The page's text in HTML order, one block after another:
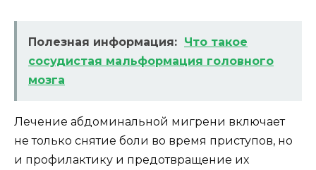
Полезная информация: Что такое
сосудистая мальформация головного
мозга
Лечение абдоминальной мигрени включает
не только снятие боли во время приступов, но
и профилактику и предотвращение их